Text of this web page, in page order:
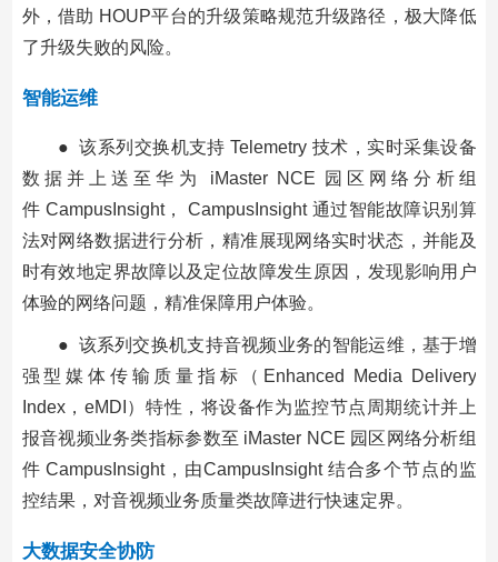
外，借助 HOUP平台的升级策略规范升级路径，极大降低
了升级失败的风险。
智能运维
● 该系列交换机支持 Telemetry 技术，实时采集设备
数据并上送至华为 iMaster NCE 园区网络分析组
件 CampusInsight， CampusInsight 通过智能故障识别算
法对网络数据进行分析，精准展现网络实时状态，并能及
时有效地定界故障以及定位故障发生原因，发现影响用户
体验的网络问题，精准保障用户体验。
● 该系列交换机支持音视频业务的智能运维，基于增
强型媒体传输质量指标（Enhanced Media Delivery
Index，eMDI）特性，将设备作为监控节点周期统计并上
报音视频业务类指标参数至 iMaster NCE 园区网络分析组
件 CampusInsight，由CampusInsight 结合多个节点的监
控结果，对音视频业务质量类故障进行快速定界。
大数据安全协防